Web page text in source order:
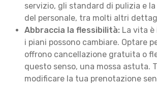
servizio, gli standard di pulizia e
del personale, tra molti altri
Abbraccia la flessibilità: La vita è
i piani possono cambiare. Optare
offrono cancellazione gratuita o
questo senso, una mossa astuta.
modificare la tua prenotazione